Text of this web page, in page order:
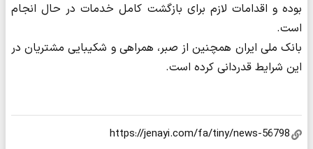
بوده و اقدامات لازم برای بازگشت کامل خدمات در حال انجام
است.
بانک ملی ایران همچنین از صبر، همراهی و شکیبایی مشتریان در
این شرایط قدردانی کرده است.